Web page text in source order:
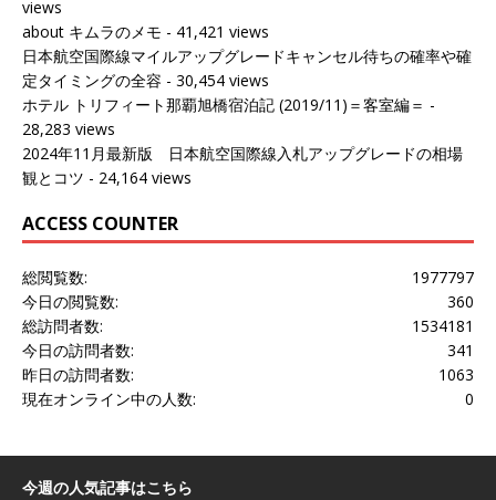
views
about キムラのメモ - 41,421 views
日本航空国際線マイルアップグレードキャンセル待ちの確率や確
定タイミングの全容 - 30,454 views
ホテル トリフィート那覇旭橋宿泊記 (2019/11)＝客室編＝ -
28,283 views
2024年11月最新版 日本航空国際線入札アップグレードの相場
観とコツ - 24,164 views
ACCESS COUNTER
1977797
総閲覧数:
360
今日の閲覧数:
1534181
総訪問者数:
341
今日の訪問者数:
1063
昨日の訪問者数:
0
現在オンライン中の人数:
今週の人気記事はこちら